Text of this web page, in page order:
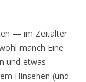
— im Zeitalter
manch Eine
und etwas
Hinsehen (und